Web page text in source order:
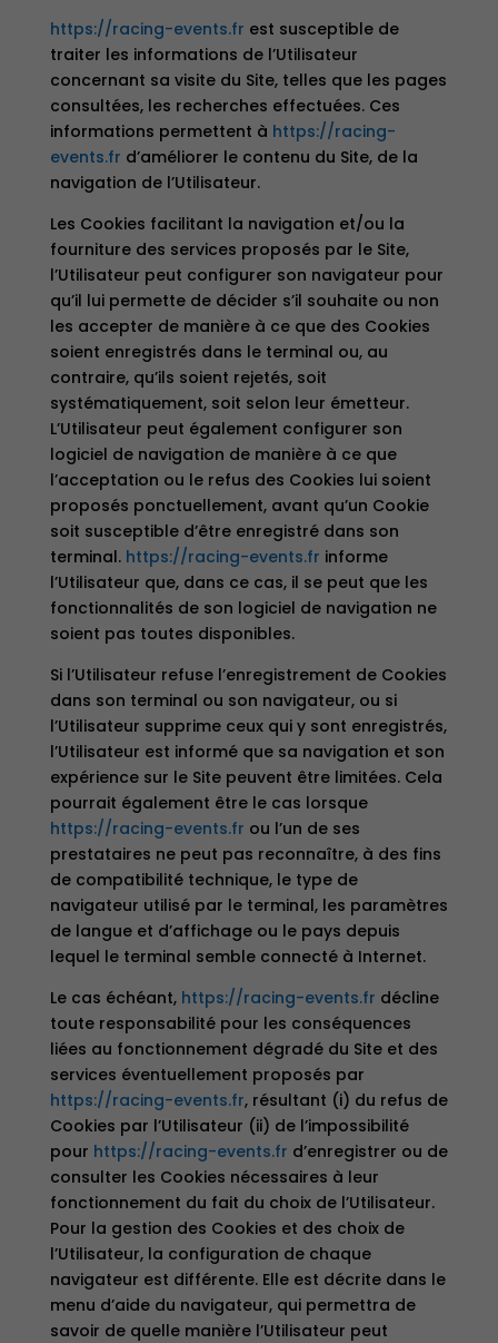
https://racing-events.fr est susceptible de
traiter les informations de l’Utilisateur
concernant sa visite du Site, telles que les pages
consultées, les recherches effectuées. Ces
informations permettent à https://racing-
events.fr d’améliorer le contenu du Site, de la
navigation de l’Utilisateur.
Les Cookies facilitant la navigation et/ou la
fourniture des services proposés par le Site,
l’Utilisateur peut configurer son navigateur pour
qu’il lui permette de décider s’il souhaite ou non
les accepter de manière à ce que des Cookies
soient enregistrés dans le terminal ou, au
contraire, qu’ils soient rejetés, soit
systématiquement, soit selon leur émetteur.
L’Utilisateur peut également configurer son
logiciel de navigation de manière à ce que
l’acceptation ou le refus des Cookies lui soient
proposés ponctuellement, avant qu’un Cookie
soit susceptible d’être enregistré dans son
terminal. https://racing-events.fr informe
l’Utilisateur que, dans ce cas, il se peut que les
fonctionnalités de son logiciel de navigation ne
soient pas toutes disponibles.
Si l’Utilisateur refuse l’enregistrement de Cookies
dans son terminal ou son navigateur, ou si
l’Utilisateur supprime ceux qui y sont enregistrés,
l’Utilisateur est informé que sa navigation et son
expérience sur le Site peuvent être limitées. Cela
pourrait également être le cas lorsque
https://racing-events.fr ou l’un de ses
prestataires ne peut pas reconnaître, à des fins
de compatibilité technique, le type de
navigateur utilisé par le terminal, les paramètres
de langue et d’affichage ou le pays depuis
lequel le terminal semble connecté à Internet.
Le cas échéant, https://racing-events.fr décline
toute responsabilité pour les conséquences
liées au fonctionnement dégradé du Site et des
services éventuellement proposés par
https://racing-events.fr, résultant (i) du refus de
Cookies par l’Utilisateur (ii) de l’impossibilité
pour https://racing-events.fr d’enregistrer ou de
consulter les Cookies nécessaires à leur
fonctionnement du fait du choix de l’Utilisateur.
Pour la gestion des Cookies et des choix de
l’Utilisateur, la configuration de chaque
navigateur est différente. Elle est décrite dans le
menu d’aide du navigateur, qui permettra de
savoir de quelle manière l’Utilisateur peut